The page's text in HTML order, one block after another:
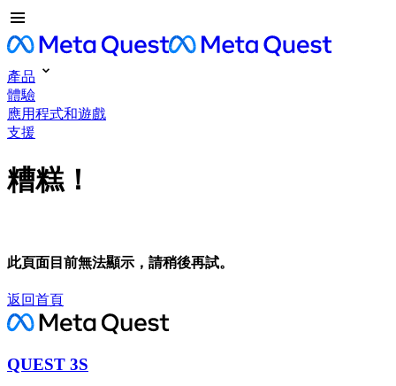
產品
體驗
應用程式和遊戲
支援
糟糕！
此頁面目前無法顯示，請稍後再試。
返回首頁
QUEST 3S